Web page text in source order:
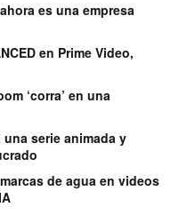
es una empresa
en Prime Video,
‘corra’ en una
una serie animada y
de agua en videos